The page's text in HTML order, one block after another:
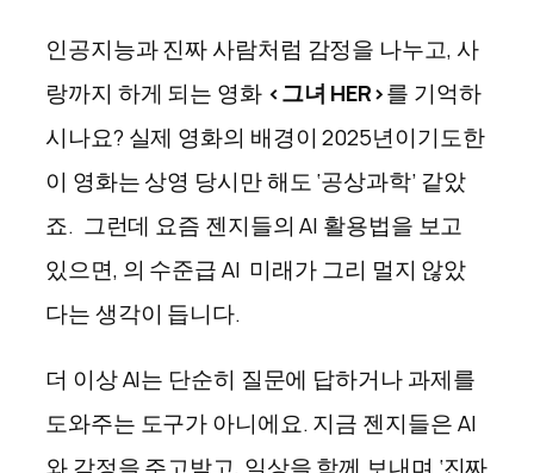
인공지능과 진짜 사람처럼 감정을 나누고, 사
랑까지 하게 되는 영화 <그녀 HER>를 기억하
시나요? 실제 영화의 배경이 2025년이기도한
이 영화는 상영 당시만 해도 ‘공상과학’ 같았
죠. 그런데 요즘 젠지들의 AI 활용법을 보고
있으면, 의 수준급 AI 미래가 그리 멀지 않았
다는 생각이 듭니다.
더 이상 AI는 단순히 질문에 답하거나 과제를
도와주는 도구가 아니에요. 지금 젠지들은 AI